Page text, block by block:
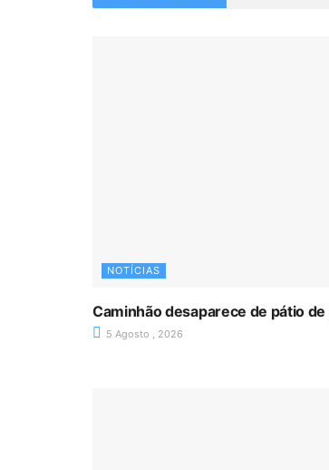
NOTÍCIAS
Caminhão desaparece de pátio
5 Agosto , 2026